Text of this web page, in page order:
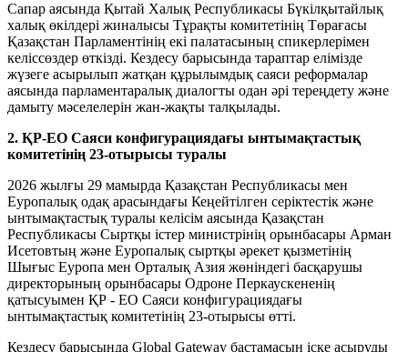
Сапар аясында Қытай Халық Республикасы Бүкілқытайлық
халық өкілдері жиналысы Тұрақты комитетінің Төрағасы
Қазақстан Парламентінің екі палатасының спикерлерімен
келіссөздер өткізді. Кездесу барысында тараптар елімізде
жүзеге асырылып жатқан құрылымдық саяси реформалар
аясында парламентаралық диалогты одан әрі тереңдету және
дамыту мәселелерін жан-жақты талқылады.
2. ҚР-ЕО Саяси конфигурациядағы ынтымақтастық
комитетінің 23-отырысы туралы
2026 жылғы 29 мамырда Қазақстан Республикасы мен
Еуропалық одақ арасындағы Кеңейтілген серіктестік және
ынтымақтастық туралы келісім аясында Қазақстан
Республикасы Сыртқы істер министрінің орынбасары Арман
Исетовтың және Еуропалық сыртқы әрекет қызметінің
Шығыс Еуропа мен Орталық Азия жөніндегі басқарушы
директорының орынбасары Одроне Перкаускененің
қатысуымен ҚР - ЕО Саяси конфигурациядағы
ынтымақтастық комитетінің 23-отырысы өтті.
Кездесу барысында Global Gateway бастамасын іске асыруды